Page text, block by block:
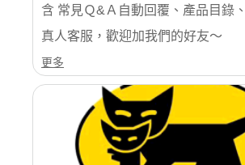
含 常見Ｑ&Ａ自動回覆、產品目錄
真人客服，歡迎加我們的好友～
更多